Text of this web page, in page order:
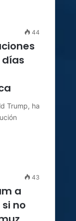
44
días
Trump, ha
43
a
no